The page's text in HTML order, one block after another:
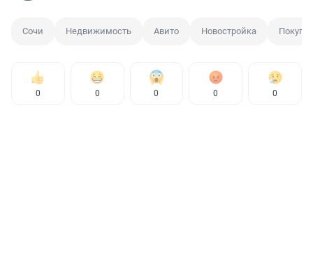
Сочи Недвижимость Авито Новостройка
0 0 0 0 0